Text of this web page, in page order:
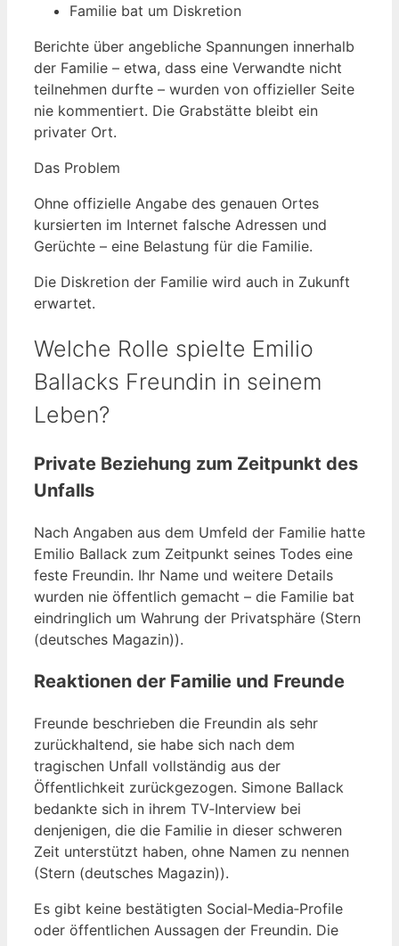
Familie bat um Diskretion
Berichte über angebliche Spannungen innerhalb
der Familie – etwa, dass eine Verwandte nicht
teilnehmen durfte – wurden von offizieller Seite
nie kommentiert. Die Grabstätte bleibt ein
privater Ort.
Das Problem
Ohne offizielle Angabe des genauen Ortes
kursierten im Internet falsche Adressen und
Gerüchte – eine Belastung für die Familie.
Die Diskretion der Familie wird auch in Zukunft
erwartet.
Welche Rolle spielte Emilio
Ballacks Freundin in seinem
Leben?
Private Beziehung zum Zeitpunkt des
Unfalls
Nach Angaben aus dem Umfeld der Familie hatte
Emilio Ballack zum Zeitpunkt seines Todes eine
feste Freundin. Ihr Name und weitere Details
wurden nie öffentlich gemacht – die Familie bat
eindringlich um Wahrung der Privatsphäre (Stern
(deutsches Magazin)).
Reaktionen der Familie und Freunde
Freunde beschrieben die Freundin als sehr
zurückhaltend, sie habe sich nach dem
tragischen Unfall vollständig aus der
Öffentlichkeit zurückgezogen. Simone Ballack
bedankte sich in ihrem TV‑Interview bei
denjenigen, die die Familie in dieser schweren
Zeit unterstützt haben, ohne Namen zu nennen
(Stern (deutsches Magazin)).
Es gibt keine bestätigten Social‑Media‑Profile
oder öffentlichen Aussagen der Freundin. Die